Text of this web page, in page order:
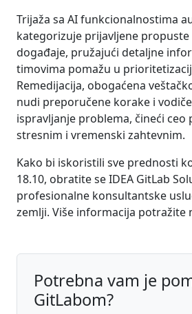
Trijaža sa AI funkcionalnostima
kategorizuje prijavljene
događaje, pružajući detaljne
timovima pomažu u
Remedijacija, obogaćena
nudi preporučene korake i
ispravljanje problema, čineći ceo
stresnim i vremenski zahtevnim.
Kako bi iskoristili sve prednosti
18.10, obratite se IDEA GitLab
profesionalne konsultantske
zemlji. Više informacija potražite
Potrebna vam je
GitLabom?